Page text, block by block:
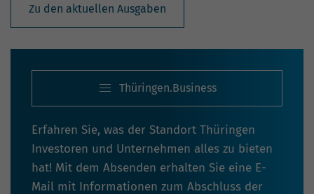
Zu den aktuellen Ausgaben
Thüringen.Business
Erfahren Sie, was der Standort Thüringen
Investoren und Unternehmen alles zu bieten
hat! Mit dem Absenden erhalten Sie eine E-
Mail mit Informationen zum Abschluss der